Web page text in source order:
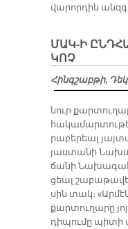
վա­րոր­դին
ՄԱԿ-Ի
ԿՈՉ
Հինգշաբթի,
նուր
րա­բե­րեալ
յաս­տա­նի
ճա­նի Նա­խա­գահ
ցեալ
սին տակ։
քար­տու­ղա­րը
դի­պու­մը պի­տի